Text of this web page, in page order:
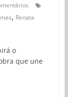
, Renata
o
que une